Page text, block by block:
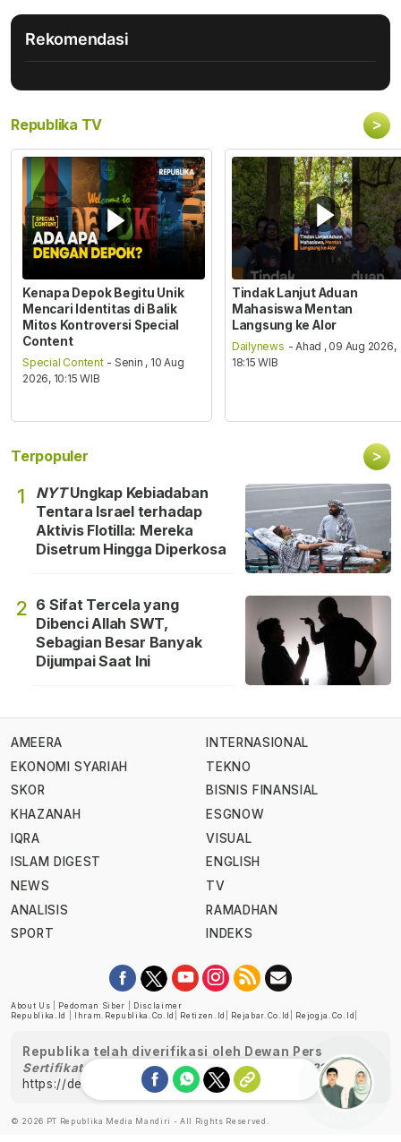
Rekomendasi
Republika TV >
Kenapa Depok Begitu Unik
Mencari Identitas di Balik
Mitos Kontroversi Special
Content
Special Content - Senin , 10 Aug
2026, 10:15 WIB
Tindak Lanjut Aduan
Mahasiswa Mentan
Langsung ke Alor
Dailynews - Ahad , 09 Aug 2026,
18:15 WIB
Terpopuler >
1 NYTUngkap Kebiadaban
Tentara Israel terhadap
Aktivis Flotilla: Mereka
Disetrum Hingga Diperkosa
2 6 Sifat Tercela yang
Dibenci Allah SWT,
Sebagian Besar Banyak
Dijumpai Saat Ini
AMEERA
EKONOMI SYARIAH
SKOR
KHAZANAH
IQRA
ISLAM DIGEST
NEWS
ANALISIS
SPORT
INTERNASIONAL
TEKNO
BISNIS FINANSIAL
ESGNOW
VISUAL
ENGLISH
TV
RAMADHAN
INDEKS
About Us Pedoman Siber
Disclaimer
Republika.id
Ihram.republika.co.id Retizen.id Rejabar.co.id Rejogja.co.id
Republika telah diverifikasi oleh Dewan Pers
Sertifikat Nomor 1058/DP-Verifikasi/K/XII/2022
https://dewanpers.or.id/data/perusahaanpers
© 2026 PT Republika Media Mandiri - All Rights Reserved.